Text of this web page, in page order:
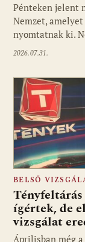
Pénteken jelent
Nemzet,
nyomtatnak ki.
2026.07.31.
BELSŐ
ígértek, de
vizsgálat
Áprilisban még